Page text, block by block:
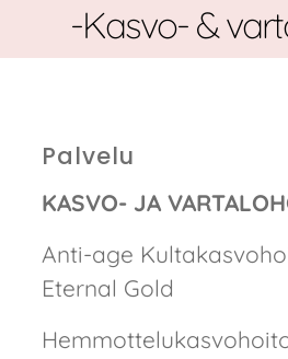
-Kasvo- &
Palvelu
KASVO- JA
Anti-­age
Eternal Gold